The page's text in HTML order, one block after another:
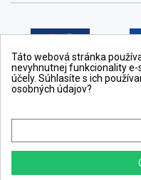
Táto webová stránka
nevyhnutnej funkcionality
účely. Súhlasíte s ich
osobných údajov?